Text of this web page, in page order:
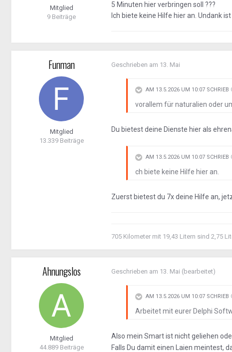
Mitglied
9 Beiträge
5 Minuten hier verbringen soll ???
Ich biete keine Hilfe hier an. Undank ist
Funman
Mitglied
13.339 Beiträge
Geschrieben am 13. Mai
AM 13.5.2026 UM 10:07 SCHRIEB
vorallem für naturalien oder
Du bietest deine Dienste hier als
AM 13.5.2026 UM 10:07 SCHRIEB
ch biete keine Hilfe hier an.
Zuerst bietest du 7x deine Hilfe an,
705 Kilometer mit 19,43 Litern sind 2,75
Ahnungslos
Mitglied
44.889 Beiträge
Geschrieben am 13. Mai (bearbeitet)
AM 13.5.2026 UM 10:07 SCHRIEB
Arbeitet mit eurer Delphi
Also mein Smart ist nicht geliehen
Falls Du damit einen Laien meintest,